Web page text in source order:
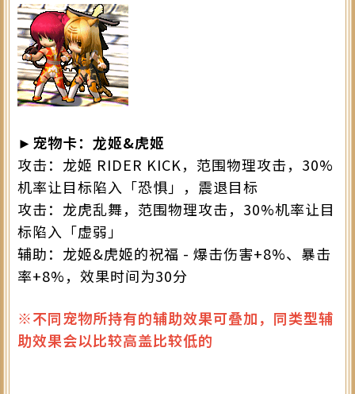
►宠物卡：龙姬&虎姬
攻击：龙姬 RIDER KICK，范围物理攻击，30%
机率让目标陷入「恐惧」，震退目标
攻击：龙虎乱舞，范围物理攻击，30%机率让目
标陷入「虚弱」
辅助：龙姬&虎姬的祝福 - 爆击伤害+8%、暴击
率+8%，效果时间为30分
※不同宠物所持有的辅助效果可叠加，同类型辅
助效果会以比较高盖比较低的